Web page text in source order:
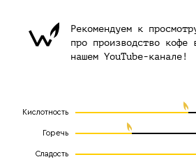
Рекомендуем к
про производство кофе
нашем YouTube-канале!
Кислотность
Горечь
Сладость